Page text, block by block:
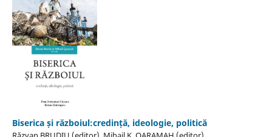
Biserica și războiul:credință, ideologie, politică